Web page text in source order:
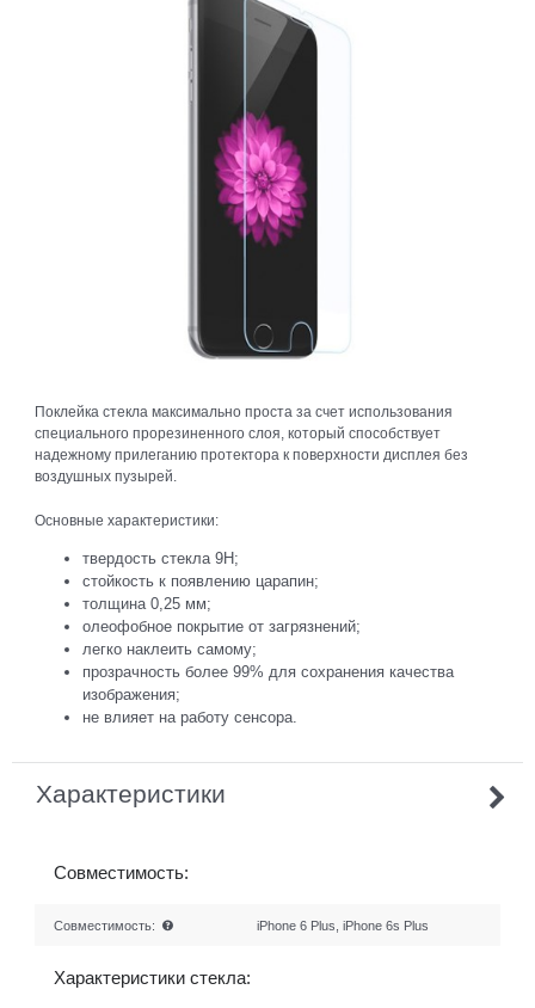
Поклейка стекла максимально проста за счет использования
специального прорезиненного слоя, который способствует
надежному прилеганию протектора к поверхности дисплея без
воздушных пузырей.
Основные характеристики:
твердость стекла 9Н;
стойкость к появлению царапин;
толщина 0,25 мм;
олеофобное покрытие от загрязнений;
легко наклеить самому;
прозрачность более 99% для сохранения качества
изображения;
не влияет на работу сенсора.
Характеристики
Совместимость:
Совместимость: iPhone 6 Plus, iPhone 6s Plus
Характеристики стекла: